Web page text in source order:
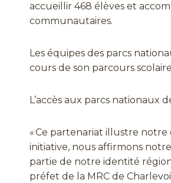
accueillir 468 élèves et
communautaires.
Les équipes des parcs
cours de son parcours
L’accès aux parcs nationaux
« Ce partenariat illustre
initiative, nous affirmons
partie de notre identité
préfet de la MRC de